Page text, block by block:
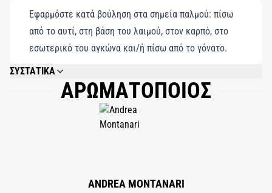
Εφαρμόστε κατά βούληση στα σημεία παλμού: πίσω
από το αυτί, στη βάση του λαιμού, στον καρπό, στο
εσωτερικό του αγκώνα και/ή πίσω από το γόνατο.
ΣΥΣΤΑΤΙΚΑ
ALCOHOL DENAT., AQUA (WATER), PARFUM (FRAGRANCE), LIMONENE,
CITRUS LIMON PEEL OIL, TETRAMETHYL
ACETYLOCTAHYDRONAPHTHALENES, PINENE, VANILLIN, ETHYLHEXYL
SALICYLATE, SANTALUM ALBUM OIL, CITRAL, SANTALOL, BUTYL
ΑΡΩΜΑΤΟΠΟΙΟΣ
ANDREA MONTANARI